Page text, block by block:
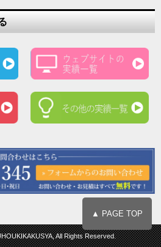
▲ PAGE TOP
All Rights Reserved.